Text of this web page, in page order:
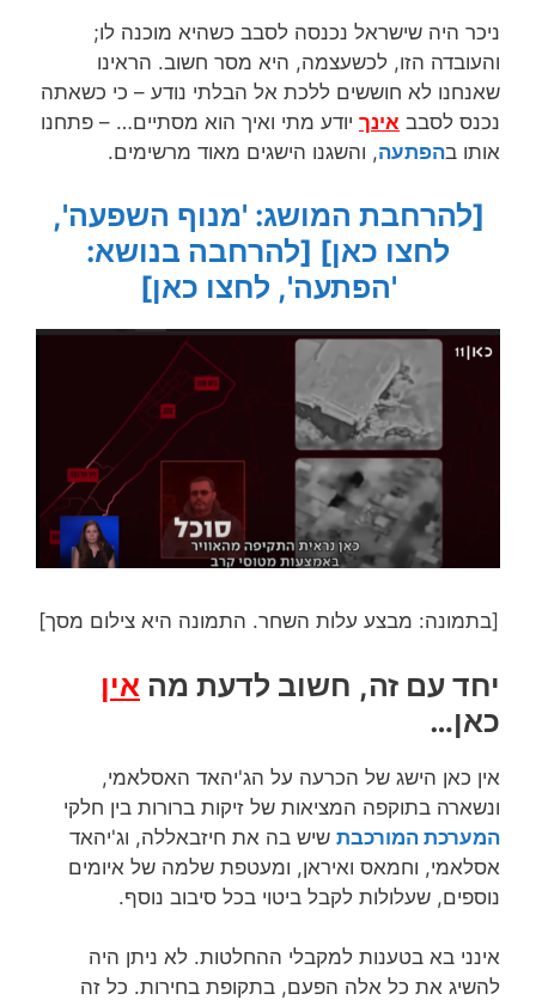
ניכר היה שישראל נכנסה לסבב כשהיא מוכנה לו;
והעובדה הזו, לכשעצמה, היא מסר חשוב. הראינו
שאנחנו לא חוששים ללכת אל הבלתי נודע – כי כשאתה
נכנס לסבב אינך יודע מתי ואיך הוא מסתיים… – פתחנו
אותו בהפתעה, והשגנו הישגים מאוד מרשימים.
[להרחבת המושג: 'מנוף השפעה',
לחצו כאן] [להרחבה בנושא:
'הפתעה', לחצו כאן]
[בתמונה: מבצע עלות השחר. התמונה היא צילום מסך]
יחד עם זה, חשוב לדעת מה אין
כאן…
אין כאן הישג של הכרעה על הג'יהאד האסלאמי,
ונשארה בתוקפה המציאות של זיקות ברורות בין חלקי
המערכת המורכבת שיש בה את חיזבאללה, וג'יהאד
אסלאמי, וחמאס ואיראן, ומעטפת שלמה של איומים
נוספים, שעלולות לקבל ביטוי בכל סיבוב נוסף.
אינני בא בטענות למקבלי ההחלטות. לא ניתן היה
להשיג את כל אלה הפעם, בתקופת בחירות. כל זה